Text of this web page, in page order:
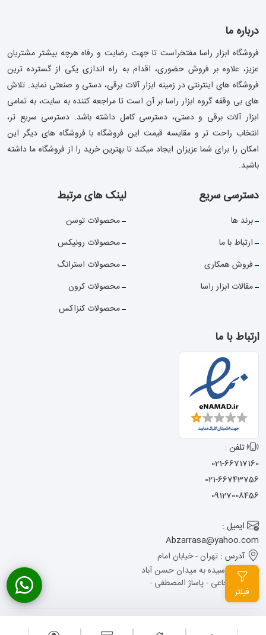
فیلتر
درباره ما
فروشگاه ابزار راسا مفتخراست تا جهت رضایت و رفاه هرچه بیشتر مشتریان
عزیز، علاوه بر فروش حضوری، اقدام به راه اندازی یکی از گسترده ترین
فروشگاه های اینترنتی در زمینه ابزار آلات برقی، دستی و صنعتی نماید. تلاش
های بی وقفه گروه ابزار راسا بر آن است تا مراجعه کننده به سایت، به تمامی
ابزار آلات برقی و دستی، دسترسی کامل داشته باشد. دسترسی سریع تر،
انتخاب راحت تر و مقایسه قیمت این فروشگاه با فروشگاه های دیگر این
امکان را برای شما عزیزان ایجاد میکند تا بهترین خرید را از فروشگاه ما داشته
باشید.
دسترسی سریع
برند ها
ارتباط با ما
فروش همکاری
مقالات ابزار راسا
لینک های مرتبط
محصولات توسن
محصولات رونیکس
محصولات استرانگ
محصولات کرون
محصولات کنزاکس
ارتباط با ما
تلفن :
021-66717160
021-66743756
09127008456
ایمیل :
Abzarrasa@yahoo.com
آدرس : تهران - خیابان امام
خمینی - نرسیده به میدان حسن آباد
- کوچه شجاعی - پاساژ المصطفی -
پلاک 13
تمامی حقوق این وبسایت متعلق به ابزار راسا می باشد . طراحی سایت